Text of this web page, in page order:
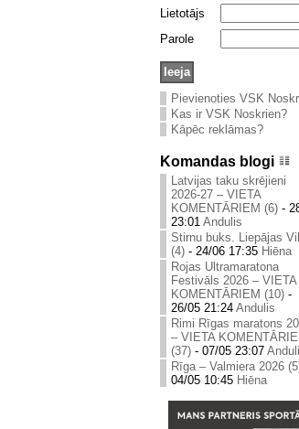
Lietotājs
Parole
Pievienoties VSK
Kas ir VSK Noskrien?
Kāpēc reklāmas?
Komandas blogi
Latvijas taku skrējieni
2026-27 – VIETA
KOMENTĀRIEM (6) -
23:01 Andulis
Stirnu buks. Liepājas
(4) - 24/06 17:35 Hiēna
Rojas Ultramaratona
Festivāls 2026 – VIETA
KOMENTĀRIEM (10) -
26/05 21:24 Andulis
Rimi Rīgas maratons
– VIETA
(37) - 07/05 23:07
Rīga – Valmiera 2026
04/05 10:45 Hiēna